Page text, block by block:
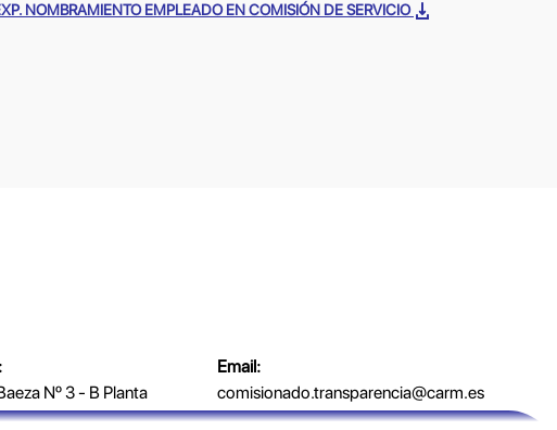
NOMBRAMIENTO EMPLEADO EN COMISIÓN DE SERVICIO
Nº 3 - B Planta
- MURCIA
Email:
comisionado.transparencia@carm.es
Teléfonos: